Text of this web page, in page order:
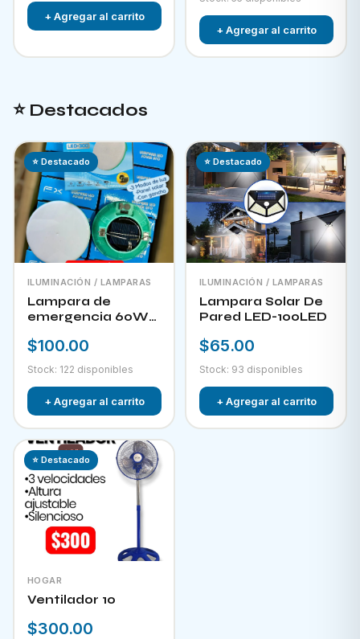
+ Agregar al carrito
+ Agregar al carrito
⭐ Destacados
⭐ Destacado
ILUMINACIÓN / LAMPARAS
Lampara de
emergencia 60W
$100.00
Stock: 122 disponibles
+ Agregar al carrito
⭐ Destacado
ILUMINACIÓN / LAMPARAS
Lampara Solar De
Pared LED-100LED
$65.00
Stock: 93 disponibles
+ Agregar al carrito
⭐ Destacado
HOGAR
Ventilador 10
$300.00